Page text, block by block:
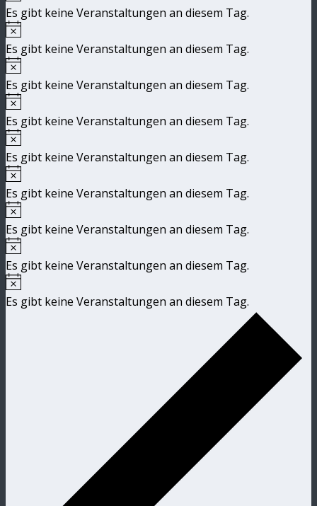
Es gibt keine Veranstaltungen an diesem Tag.
Hinweis
Es gibt keine Veranstaltungen an diesem Tag.
Hinweis
Es gibt keine Veranstaltungen an diesem Tag.
Hinweis
Es gibt keine Veranstaltungen an diesem Tag.
Es gibt keine Veranstaltungen an diesem Tag.
Es gibt keine Veranstaltungen an diesem Tag.
Es gibt keine Veranstaltungen an diesem Tag.
Es gibt keine Veranstaltungen an diesem Tag.
Es gibt keine Veranstaltungen an diesem Tag.